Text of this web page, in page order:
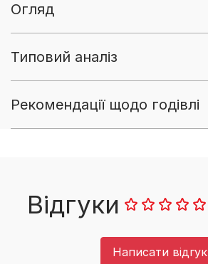
Огляд
Типовий аналіз
Рекомендації щодо годівлі
Відгуки
Написати відгук